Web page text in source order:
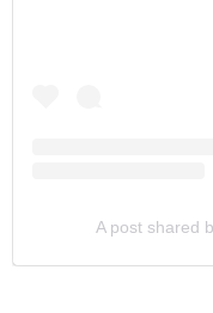
A post shared